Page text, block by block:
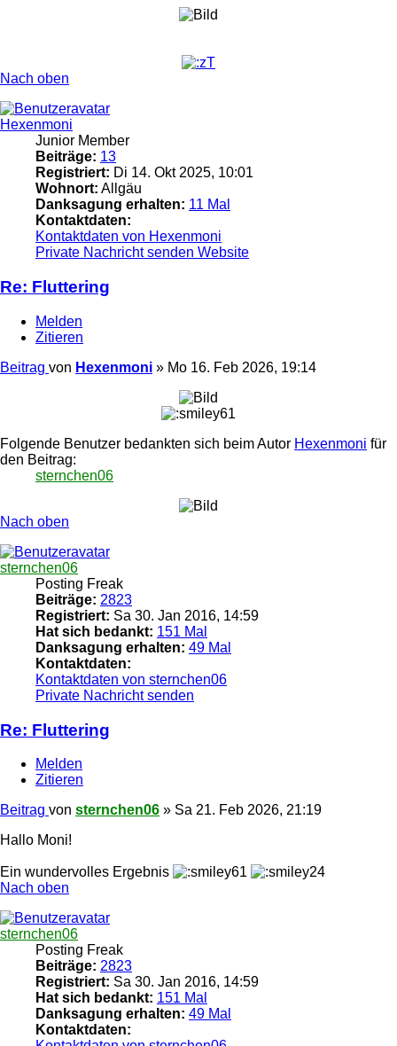
Nach oben
Hexenmoni
Junior Member
Beiträge: 13
Registriert: Di 14. Okt 2025, 10:01
Wohnort: Allgäu
Danksagung erhalten: 11 Mal
Kontaktdaten:
Kontaktdaten von Hexenmoni
Private Nachricht senden Website
Re: Fluttering
Melden
Zitieren
Beitrag von Hexenmoni » Mo 16. Feb 2026, 19:14
Folgende Benutzer bedankten sich beim Autor Hexenmoni für
den Beitrag:
sternchen06
Nach oben
sternchen06
Posting Freak
Beiträge: 2823
Registriert: Sa 30. Jan 2016, 14:59
Hat sich bedankt: 151 Mal
Danksagung erhalten: 49 Mal
Kontaktdaten:
Kontaktdaten von sternchen06
Private Nachricht senden
Re: Fluttering
Melden
Zitieren
Beitrag von sternchen06 » Sa 21. Feb 2026, 21:19
Hallo Moni!
Ein wundervolles Ergebnis
Nach oben
sternchen06
Posting Freak
Beiträge: 2823
Registriert: Sa 30. Jan 2016, 14:59
Hat sich bedankt: 151 Mal
Danksagung erhalten: 49 Mal
Kontaktdaten: